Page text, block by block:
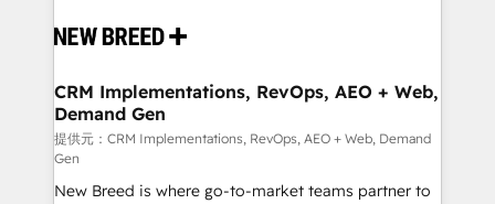
ISO9001:2015 取得 ✓ 400社以上の導入実績 ✓
HubSpot大百科 出版 CRM・AI活用に関するご相談、現
せください。
and system integrations powered by Globalia’s
trainers to drive platform adoption. 📈 Revenue
Generation - Full-funnel marketing and high-
performance advertising via Point Success Media. -
Expert deployment of Breeze AI and custom agents
to automate growth. 🏆 Elite Excellence - 8 platform
CRM Implementations, RevOps, AEO + Web,
Demand Gen
提供元：CRM Implementations, RevOps, AEO + Web, Demand
Gen
New Breed is where go-to-market teams partner to